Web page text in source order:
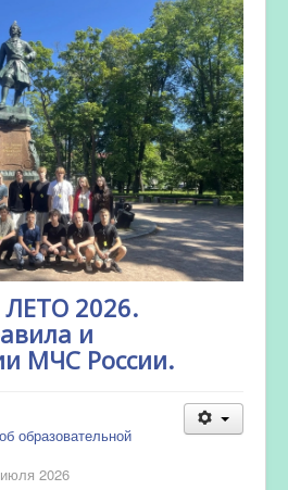
2026.
и
МЧС России.
образовательной
2026